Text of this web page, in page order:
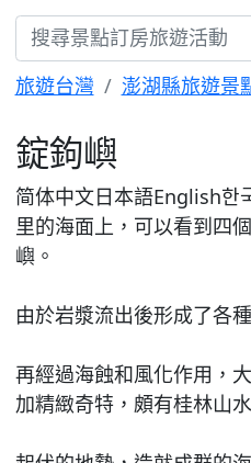
旅遊台灣
澎湖縣旅遊景
錠鉤嶼
简体中文日本語English한
里的海面上，可以看到四
嶼。
由於岩漿流出後形成了各
再經過海蝕和風化作用，
加精緻奇特，頗有桂林山